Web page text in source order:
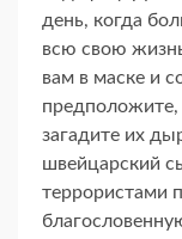
день, когда
всю свою
вам в маске и
предположите,
загадите их
швейцарский
террористами